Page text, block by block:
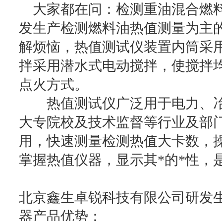
大家都在问：检测重油混合燃
发生产检测燃料油热值测量为主
解烦恼，热值测试仪装置内筒采
拌采用潜水式电动搅拌，使搅拌
点火方式。
热值测试仪广泛用于电力、
大专院校及技术监督等行业及部
用，快速测量检测热值大卡数，
掌握热值仪器，显示其*的*性，
北京鑫生卓锐科技有限公司研发
器产品优势：